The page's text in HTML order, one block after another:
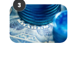
3